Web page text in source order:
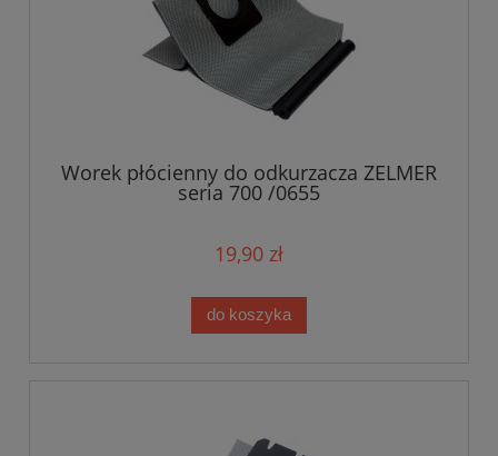
Worek płócienny do odkurzacza ZELMER
seria 700 /0655
19,90 zł
do koszyka